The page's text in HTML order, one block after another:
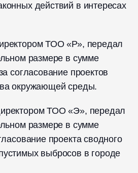
действий в интересах
ТОО «Р», передал
размере в сумме
согласование проектов
окружающей среды.
ТОО «Э», передал
размере в сумме
проекта сводного
выбросов в городе